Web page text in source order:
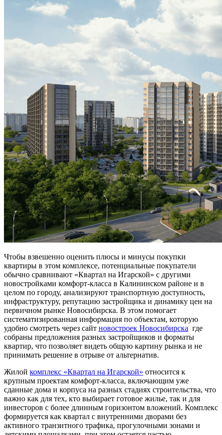
Чтобы взвешенно оценить плюсы и минусы покупки
квартиры в этом комплексе, потенциальные покупатели
обычно сравнивают «Квартал на Игарской» с другими
новостройками комфорт-класса в Калининском районе и в
целом по городу, анализируют транспортную доступность,
инфраструктуру, репутацию застройщика и динамику цен на
первичном рынке Новосибирска. В этом помогает
систематизированная информация по объектам, которую
удобно смотреть через сайт новостроек Новосибирска где
собраны предложения разных застройщиков и форматы
квартир, что позволяет видеть общую картину рынка и не
принимать решение в отрыве от альтернатив.
Жилой комплекс «Квартал на Игарской» относится к
крупным проектам комфорт-класса, включающим уже
сданные дома и корпуса на разных стадиях строительства, что
важно как для тех, кто выбирает готовое жилье, так и для
инвесторов с более длинным горизонтом вложений. Комплекс
формируется как квартал с внутренними дворами без
активного транзитного трафика, прогулочными зонами и